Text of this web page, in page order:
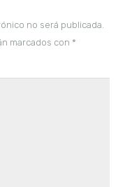
no será publicada.
marcados con *